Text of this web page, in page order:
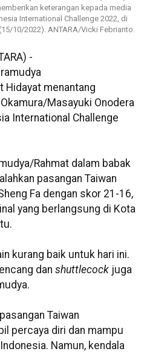
keterangan kepada media
International Challenge 2022, di
10/2022). ANTARA/Vicki Febrianto.
-
Hidayat menantang
Masayuki Onodera
International Challenge
Rahmat dalam babak
pasangan Taiwan
Fa dengan skor 21-16,
yang berlangsung di Kota
kurang baik untuk hari ini.
dan shuttlecock juga
Taiwan
percaya diri dan mampu
Namun, kendala